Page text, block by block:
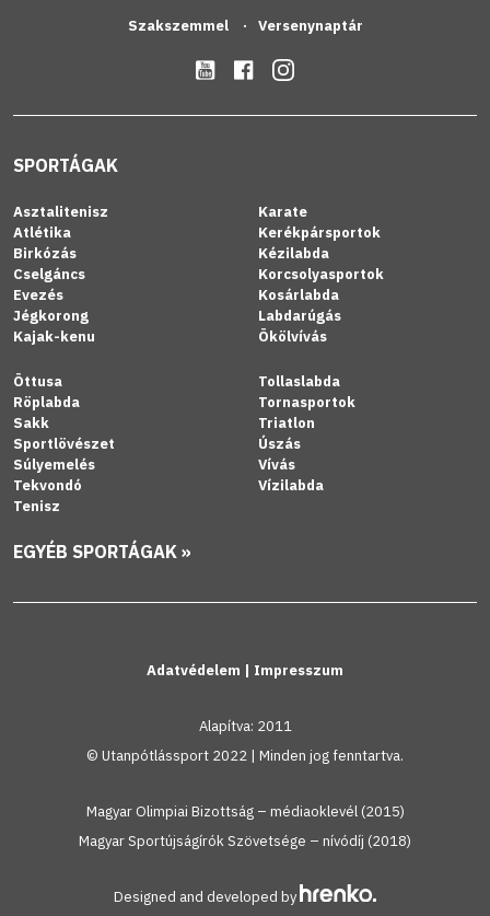
Szakszemmel Versenynaptár
SPORTÁGAK
Asztalitenisz
Atlétika
Birkózás
Cselgáncs
Evezés
Jégkorong
Kajak-kenu
Karate
Kerékpársportok
Kézilabda
Korcsolyasportok
Kosárlabda
Labdarúgás
Ökölvívás
Öttusa
Röplabda
Sakk
Sportlövészet
Súlyemelés
Tekvondó
Tenisz
Tollaslabda
Tornasportok
Triatlon
Úszás
Vívás
Vízilabda
EGYÉB SPORTÁGAK »
Adatvédelem | Impresszum
Alapítva: 2011
© Utanpótlássport 2022 | Minden jog fenntartva.
Magyar Olimpiai Bizottság – médiaoklevél (2015)
Magyar Sportújságírók Szövetsége – nívódíj (2018)
Designed and developed by